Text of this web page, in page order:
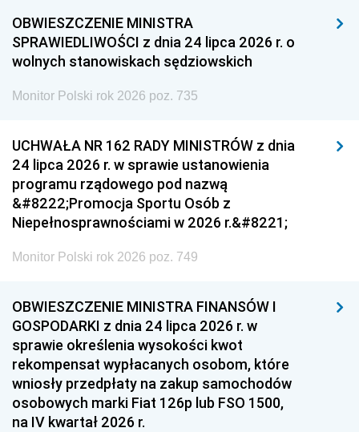
OBWIESZCZENIE MINISTRA
SPRAWIEDLIWOŚCI z dnia 24 lipca 2026 r. o
wolnych stanowiskach sędziowskich
Monitor Polski rok 2026 poz. 735
UCHWAŁA NR 162 RADY MINISTRÓW z dnia
24 lipca 2026 r. w sprawie ustanowienia
programu rządowego pod nazwą
&#8222;Promocja Sportu Osób z
Niepełnosprawnościami w 2026 r.&#8221;
Monitor Polski rok 2026 poz. 749
OBWIESZCZENIE MINISTRA FINANSÓW I
GOSPODARKI z dnia 24 lipca 2026 r. w
sprawie określenia wysokości kwot
rekompensat wypłacanych osobom, które
wniosły przedpłaty na zakup samochodów
osobowych marki Fiat 126p lub FSO 1500,
na IV kwartał 2026 r.